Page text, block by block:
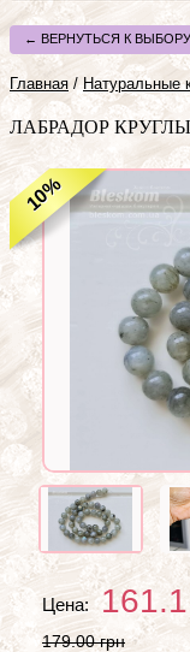
← ВЕРНУТЬСЯ К
Главная / Натуральные
ЛАБРАДОР
10%
Цена: 161.1
179.00 грн